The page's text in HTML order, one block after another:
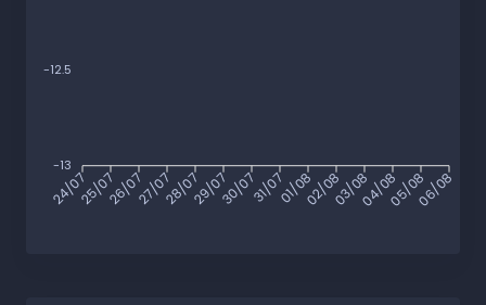
-12.5
-13
24/0725/0726/0727/0728/0729/0730/0731/0701/0802/0803/0804/0805/0806/08